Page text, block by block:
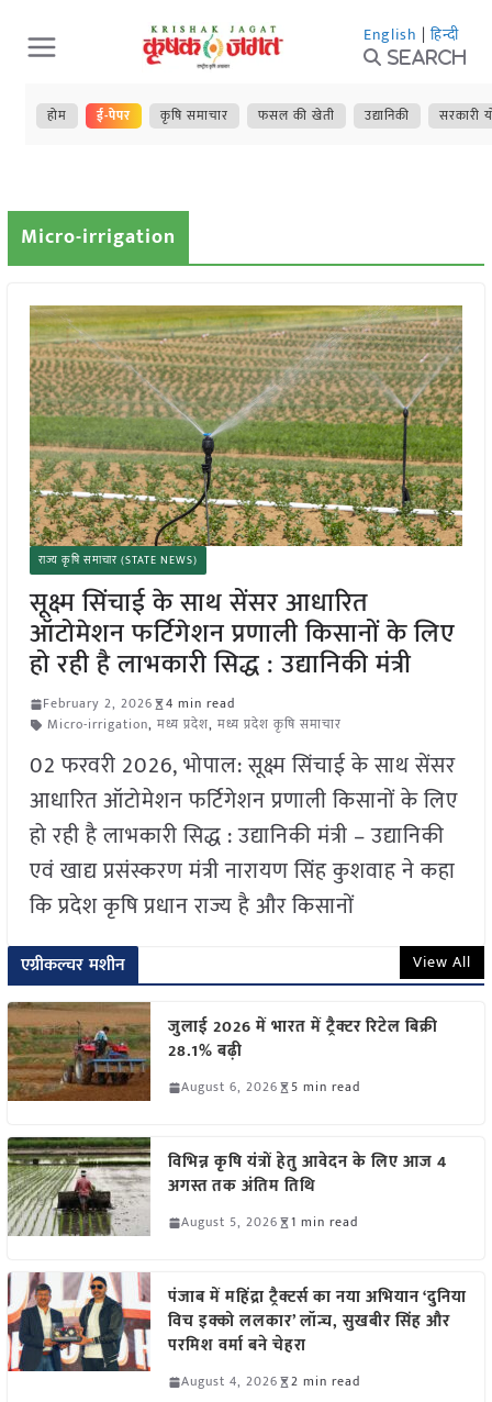
Skip
to
content
English | हिन्दी
Search
होम ई-पेपर कृषि समाचार फसल की खेती उद्यानिकी सरकारी
Micro-irrigation
राज्य कृषि समाचार (STATE NEWS)
सूक्ष्म सिंचाई के साथ सेंसर आधारित
ऑटोमेशन फर्टिगेशन प्रणाली किसानों के लिए
हो रही है लाभकारी सिद्ध : उद्यानिकी मंत्री
February 2, 2026
4 min read
Micro-irrigation, मध्य प्रदेश, मध्य प्रदेश कृषि समाचार
02 फरवरी 2026, भोपाल: सूक्ष्म सिंचाई के साथ सेंसर
आधारित ऑटोमेशन फर्टिगेशन प्रणाली किसानों के लिए
हो रही है लाभकारी सिद्ध : उद्यानिकी मंत्री – उद्यानिकी
एवं खाद्य प्रसंस्करण मंत्री नारायण सिंह कुशवाह ने कहा
कि प्रदेश कृषि प्रधान राज्य है और किसानों
एग्रीकल्चर मशीन View All
जुलाई 2026 में भारत में ट्रैक्टर रिटेल बिक्री
28.1% बढ़ी
August 6, 2026 5 min read
विभिन्न कृषि यंत्रों हेतु आवेदन के लिए आज 4
अगस्त तक अंतिम तिथि
August 5, 2026 1 min read
पंजाब में महिंद्रा ट्रैक्टर्स का नया अभियान ‘दुनिया
विच इक्को ललकार’ लॉन्च, सुखबीर सिंह और
परमिश वर्मा बने चेहरा
August 4, 2026 2 min read